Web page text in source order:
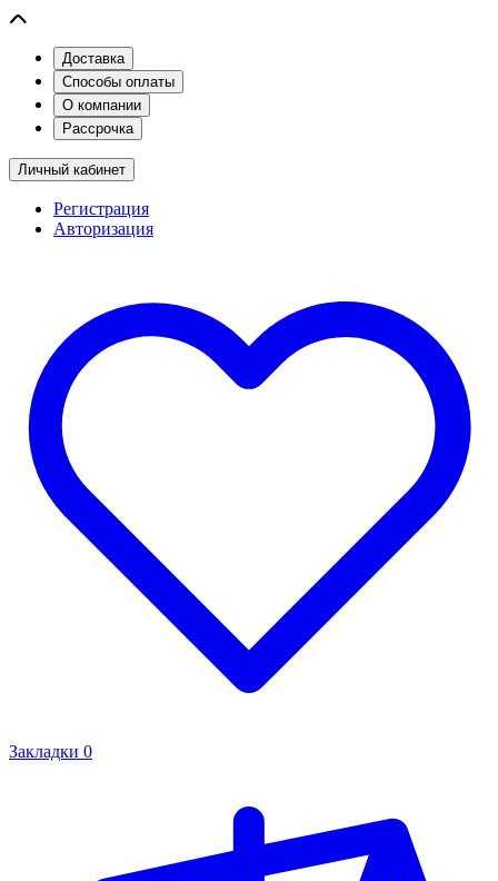
Доставка
Способы оплаты
О компании
Рассрочка
Личный кабинет
Регистрация
Авторизация
Закладки 0